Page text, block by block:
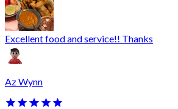
Excellent food and service!! Thanks
Az Wynn